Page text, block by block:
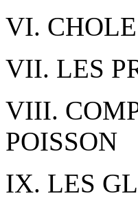
VI.
VII. LES
VIII.
POISSON
IX. LES